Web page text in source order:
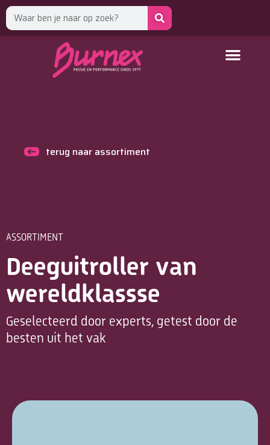
terug naar assortiment
ASSORTIMENT
Deeguitroller van
wereldklassse
Geselecteerd door experts, getest door de
besten uit het vak